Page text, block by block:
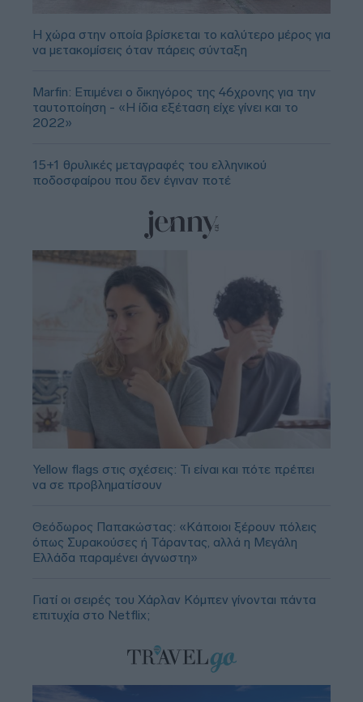
Η χώρα στην οποία βρίσκεται το καλύτερο μέρος για
να μετακομίσεις όταν πάρεις σύνταξη
Marfin: Επιμένει ο δικηγόρος της 46χρονης για την
ταυτοποίηση - «Η ίδια εξέταση είχε γίνει και το
2022»
15+1 θρυλικές μεταγραφές του ελληνικού
ποδοσφαίρου που δεν έγιναν ποτέ
Yellow flags στις σχέσεις: Τι είναι και πότε πρέπει
να σε προβληματίσουν
Θεόδωρος Παπακώστας: «Κάποιοι ξέρουν πόλεις
όπως Συρακούσες ή Τάραντας, αλλά η Μεγάλη
Ελλάδα παραμένει άγνωστη»
Γιατί οι σειρές του Χάρλαν Κόμπεν γίνονται πάντα
επιτυχία στο Netflix;